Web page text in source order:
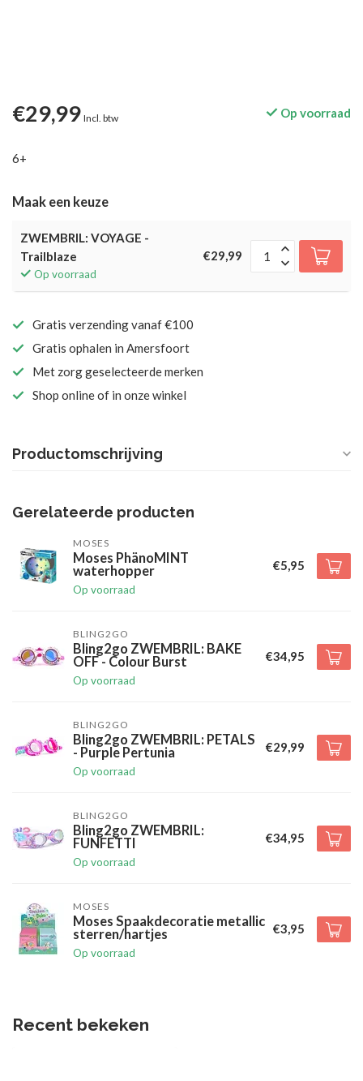
€29,99 Incl. btw Op voorraad
6+
Maak een keuze
ZWEMBRIL: VOYAGE -
Trailblaze
Op voorraad
€29,99
Gratis verzending vanaf €100
Gratis ophalen in Amersfoort
Met zorg geselecteerde merken
Shop online of in onze winkel
Productomschrijving
Gerelateerde producten
MOSES
Moses PhänoMINT
waterhopper
Op voorraad
€5,95
BLING2GO
Bling2go ZWEMBRIL: BAKE
OFF - Colour Burst
Op voorraad
€34,95
BLING2GO
Bling2go ZWEMBRIL: PETALS
- Purple Pertunia
Op voorraad
€29,99
BLING2GO
Bling2go ZWEMBRIL:
FUNFETTI
Op voorraad
€34,95
MOSES
Moses Spaakdecoratie metallic
sterren/hartjes
Op voorraad
€3,95
Recent bekeken